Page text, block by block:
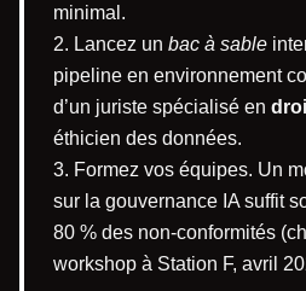
minimal.
Lancez un bac à sable
pipeline en environnement
d’un juriste spécialisé en
éthicien des données.
Formez vos équipes. Un
sur la gouvernance IA suffit
80 % des non-conformités
workshop à Station F, avril